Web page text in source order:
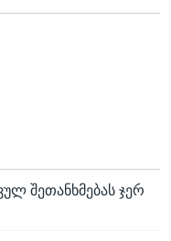
შეთანხმებას ჯერ